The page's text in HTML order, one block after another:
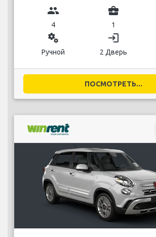
group
4
business_center
1
miscellaneous_services
Ручной
login
2 Дверь
ПОСМОТРЕТЬ...